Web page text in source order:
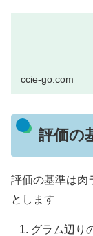
ccie-go.com
評価の
評価の基準は肉
とします
グラム辺り